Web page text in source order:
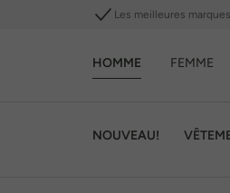
Les meilleures
HOMME FEMME
NOUVEAU!